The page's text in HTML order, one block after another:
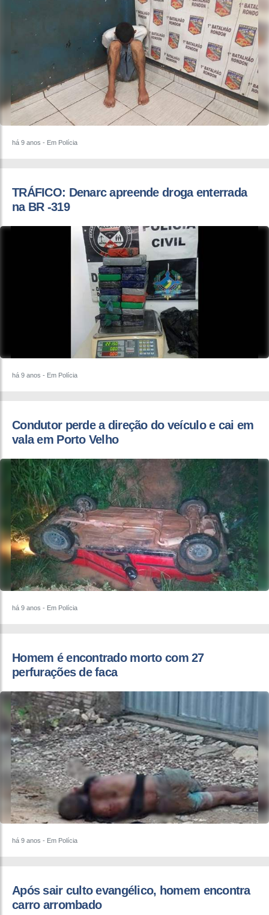
há 9 anos - Em Polícia
TRÁFICO: Denarc apreende droga enterrada
na BR -319
há 9 anos - Em Polícia
Condutor perde a direção do veículo e cai em
vala em Porto Velho
há 9 anos - Em Polícia
Homem é encontrado morto com 27
perfurações de faca
há 9 anos - Em Polícia
Após sair culto evangélico, homem encontra
carro arrombado